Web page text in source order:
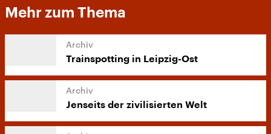
Mehr zum Thema
Trainspotting in Leipzig-Ost
Jenseits der zivilisierten Welt